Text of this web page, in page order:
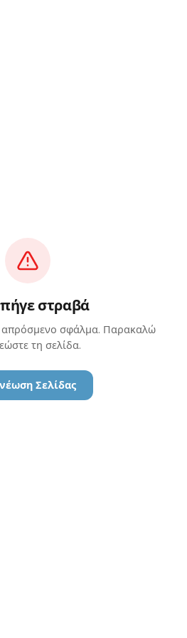
στραβά
απρόσμενο σφάλμα. Παρακαλώ
τη σελίδα.
Σελίδας